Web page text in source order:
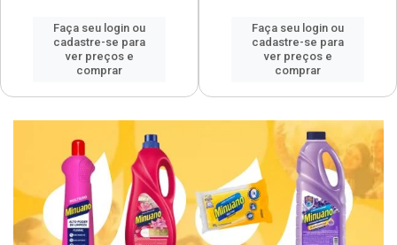
Faça seu login ou
cadastre-se para
ver preços e
comprar
Faça seu login ou
cadastre-se para
ver preços e
comprar